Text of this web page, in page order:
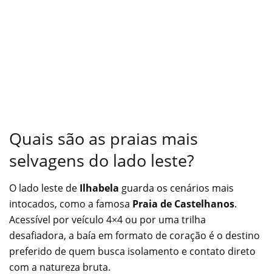
Quais são as praias mais
selvagens do lado leste?
O lado leste de Ilhabela guarda os cenários mais
intocados, como a famosa Praia de Castelhanos.
Acessível por veículo 4×4 ou por uma trilha
desafiadora, a baía em formato de coração é o destino
preferido de quem busca isolamento e contato direto
com a natureza bruta.